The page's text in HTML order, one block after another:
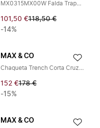
MX0315MX00W Falda Trapecio
101,50 €118,50 €
-14%
MAX & CO
Chaqueta Trench Corta Cruzada
152 €178 €
-15%
MAX & CO